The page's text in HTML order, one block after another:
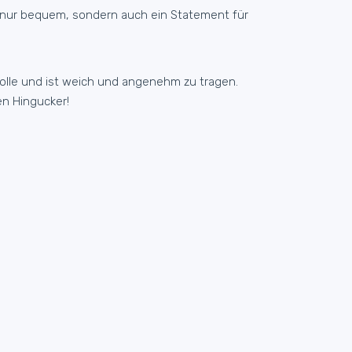
bequem, sondern auch ein Statement für
und ist weich und angenehm zu tragen.
Hingucker!